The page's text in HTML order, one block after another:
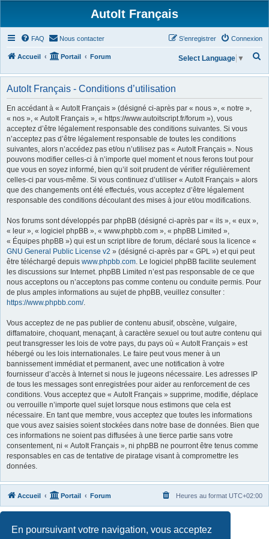
En poursuivant votre navigation, vous acceptez
AutoIt Français
FAQ Nous contacter Connexion
S’enregistrer
Accueil Portail Forum
h
Select Language ▼
AutoIt Français - Conditions d’utilisation
En accédant à « AutoIt Français » (désigné ci-après par « nous », « notre »,
« nos », « AutoIt Français », « https://www.autoitscript.fr/forum »), vous
acceptez d’être légalement responsable des conditions suivantes. Si vous
n’acceptez pas d’être légalement responsable de toutes les conditions
suivantes, alors n’accédez pas et/ou n’utilisez pas « AutoIt Français ». Nous
pouvons modifier celles-ci à n’importe quel moment et nous ferons tout pour
que vous en soyez informé, bien qu’il soit prudent de vérifier régulièrement
celles-ci par vous-même. Si vous continuez d’utiliser « AutoIt Français » alors
que des changements ont été effectués, vous acceptez d’être légalement
responsable des conditions découlant des mises à jour et/ou modifications.
Nos forums sont développés par phpBB (désigné ci-après par « ils », « eux »,
« leur », « logiciel phpBB », « www.phpbb.com », « phpBB Limited »,
« Équipes phpBB ») qui est un script libre de forum, déclaré sous la licence «
GNU General Public License v2 » (désigné ci-après par « GPL ») et qui peut
être téléchargé depuis www.phpbb.com. Le logiciel phpBB facilite seulement
les discussions sur Internet. phpBB Limited n’est pas responsable de ce que
nous acceptons ou n’acceptons pas comme contenu ou conduite permis. Pour
de plus amples informations au sujet de phpBB, veuillez consulter :
https://www.phpbb.com/.
Vous acceptez de ne pas publier de contenu abusif, obscène, vulgaire,
diffamatoire, choquant, menaçant, à caractère sexuel ou tout autre contenu qui
peut transgresser les lois de votre pays, du pays où « AutoIt Français » est
hébergé ou les lois internationales. Le faire peut vous mener à un
bannissement immédiat et permanent, avec une notification à votre
fournisseur d’accès à Internet si nous le jugeons nécessaire. Les adresses IP
de tous les messages sont enregistrées pour aider au renforcement de ces
conditions. Vous acceptez que « AutoIt Français » supprime, modifie, déplace
ou verrouille n’importe quel sujet lorsque nous estimons que cela est
nécessaire. En tant que membre, vous acceptez que toutes les informations
que vous avez saisies soient stockées dans notre base de données. Bien que
ces informations ne soient pas diffusées à une tierce partie sans votre
consentement, ni « AutoIt Français », ni phpBB ne pourront être tenus comme
responsables en cas de tentative de piratage visant à compromettre les
données.
Accueil Portail Forum Heures au format UTC+02:00
Traduit parphpBB-fr.com